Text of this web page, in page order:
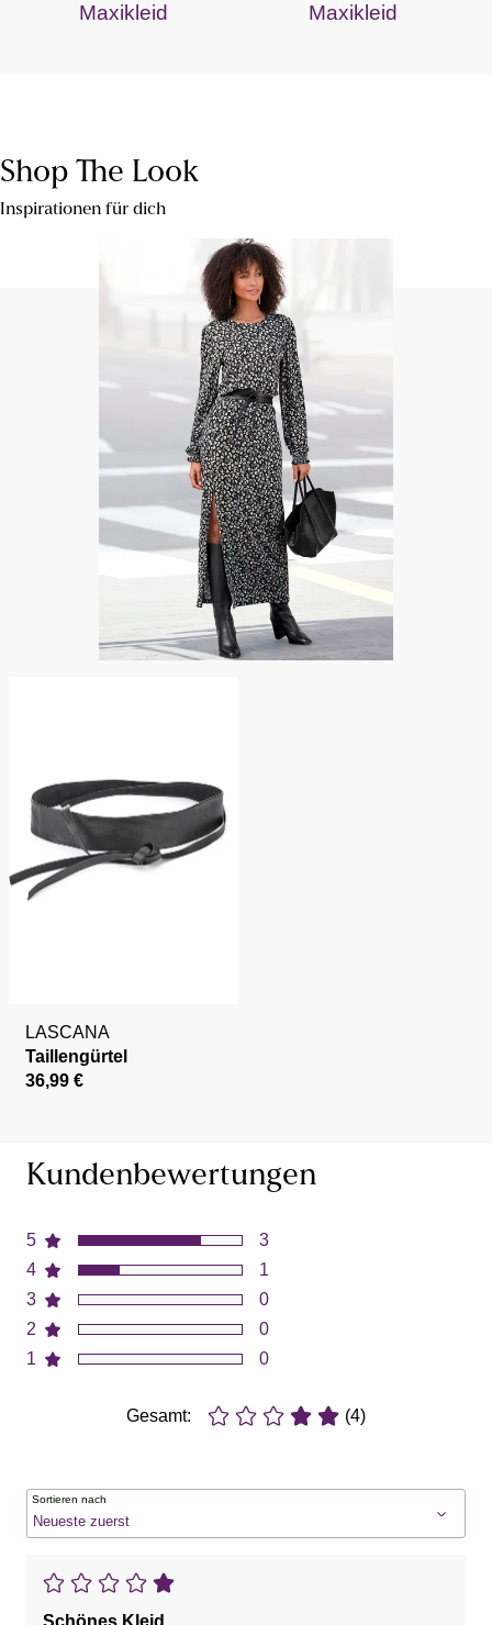
Maxikleid Maxikleid
Shop The Look
Inspirationen für dich
LASCANA
Taillengürtel
36,99 €
Kundenbewertungen
5
4
3
2
1
3
1
0
0
0
Gesamt: (4)
Sortieren nach